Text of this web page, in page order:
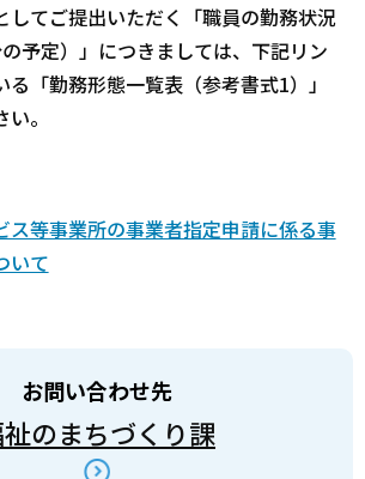
してご提出いただく「職員の勤務状況
予定）」につきましては、下記リン
「勤務形態一覧表（参考書式1）」
。
ス等事業所の事業者指定申請に係る事
いて
お問い合わせ先
のまちづくり課